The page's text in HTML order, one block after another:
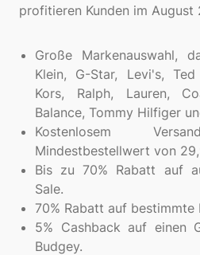
profitieren Kunden im August
Große Markenauswahl,
Klein, G-Star, Levi's,
Kors, Ralph, Lauren,
Balance, Tommy Hilfiger
Kostenlosem
Mindestbestellwert von
Bis zu 70% Rabatt auf
Sale.
70% Rabatt auf
5% Cashback auf einen
Budgey.